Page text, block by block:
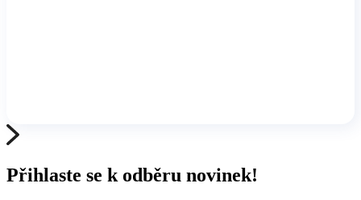
Přihlaste se k odběru novinek!